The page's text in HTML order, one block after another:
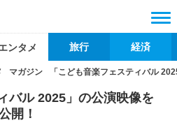
ンタメ 旅行 経済
マガジン 「こども音楽フェスティバル
バル 2025」の公演映像を
開！